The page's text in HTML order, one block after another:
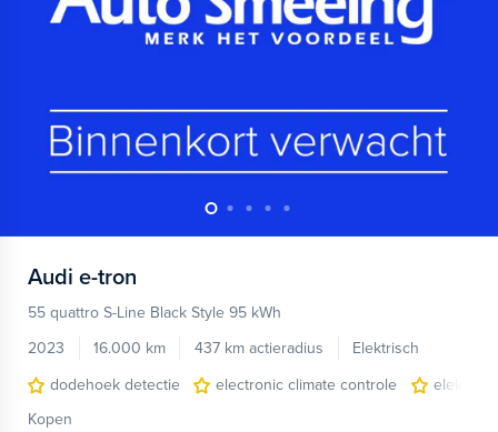
Audi e-tron
55 quattro S-Line Black Style 95 kWh
2023
16.000 km 437 km actieradius
Elektrisch
dodehoek detectie
electronic climate controle
Kopen